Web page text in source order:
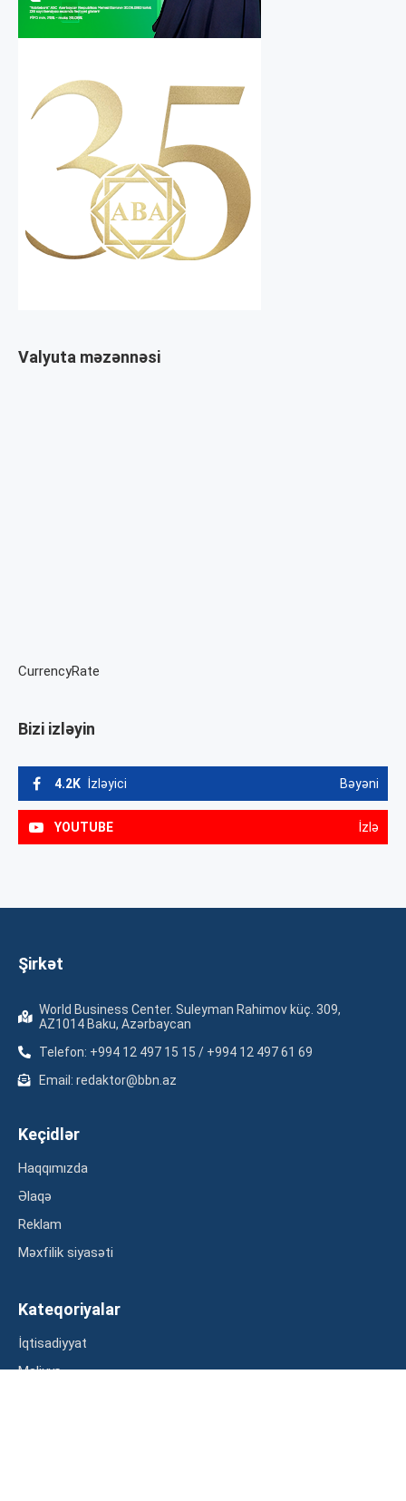
Valyuta məzənnəsi
CurrencyRate
Bizi izləyin
4.2K İzləyici Bəyəni
YOUTUBE İzlə
Şirkət
World Business Center. Suleyman Rahimov küç. 309,
AZ1014 Baku, Azərbaycan
Telefon: +994 12 497 15 15 / +994 12 497 61 69
Email: redaktor@bbn.az
Keçidlər
Haqqımızda
Əlaqə
Reklam
Məxfilik siyasəti
Kateqoriyalar
İqtisadiyyat
Maliyyə